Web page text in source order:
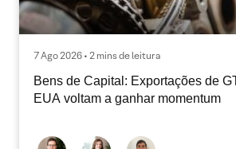
7 Ago 2026 • 2 mins de leitura
Bens de Capital: Exportações de
EUA voltam a ganhar momentum